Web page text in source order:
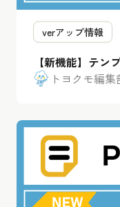
verアップ情報
【新機能】テン
トヨクモ編集